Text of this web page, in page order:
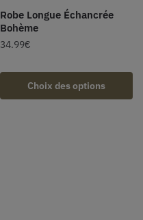
Robe Longue Échancrée
Bohème
34.99€
Choix des options